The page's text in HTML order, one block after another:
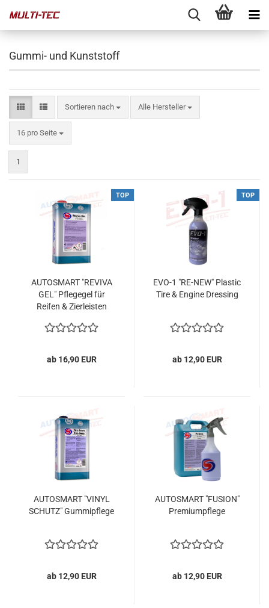
Gummi- und Kunststoff
Sortieren nach
Sortieren nach Alle Hersteller
16 pro Seite
pro Seite
1
TOP
AUTOSMART "REVIVA
GEL" Pflegegel für
Reifen & Zierleisten
ab 16,90 EUR
TOP
EVO-1 "RE-NEW" Plastic
Tire & Engine Dressing
ab 12,90 EUR
AUTOSMART "VINYL
SCHUTZ" Gummipflege
ab 12,90 EUR
AUTOSMART "FUSION"
Premiumpflege
ab 12,90 EUR